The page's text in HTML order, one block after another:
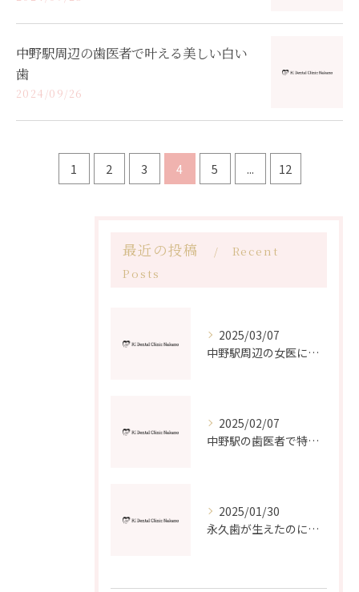
中野駅周辺の歯医者で叶える美しい白い
歯
2024/09/26
1 2 3 4 5 ... 12
最近の投稿
Recent
Posts
2025/03/07
中野駅周辺の女医による丁寧で痛みの少ない治療方法
2025/02/07
中野駅の歯医者で特別な日を迎えるための自然なホワイトニング
2025/01/30
永久歯が生えたのに乳歯が抜けない？中野駅近の歯医者が解決策を紹介！